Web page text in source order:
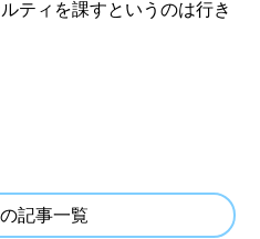
ティを課すというのは行き
記事一覧